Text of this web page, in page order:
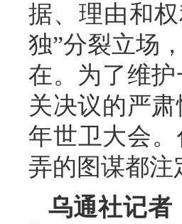
据、理由和
独”分裂立场
在。为了维
关决议的严
年世卫大会
弄的图谋都注
乌通社记者